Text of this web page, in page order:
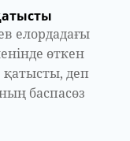
елордадағы
өткен
қатысты, деп
баспасөз